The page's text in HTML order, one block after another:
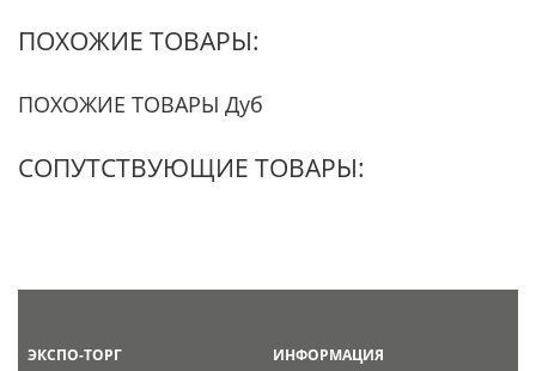
ПОХОЖИЕ ТОВАРЫ:
ПОХОЖИЕ ТОВАРЫ Дуб
СОПУТСТВУЮЩИЕ ТОВАРЫ:
ЭКСПО-ТОРГ ИНФОРМАЦИЯ